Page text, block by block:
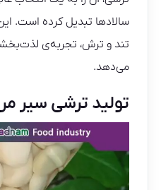
سالادها تبدیل کرده است.
تند و ترش، تجربه‌ی
می‌دهد.
تولید ترشی سیر